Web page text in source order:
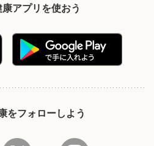
アプリを使おう
をフォローしよう